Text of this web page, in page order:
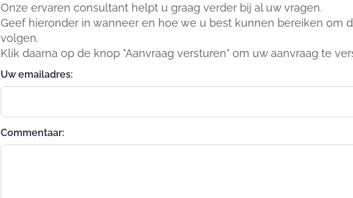
Onze ervaren consultant helpt u graag verder bij al uw vragen.
Geef hieronder in wanneer en hoe we u best kunnen bereiken om
volgen.
Klik daarna op de knop "Aanvraag versturen" om uw aanvraag te
Uw emailadres:
Commentaar: